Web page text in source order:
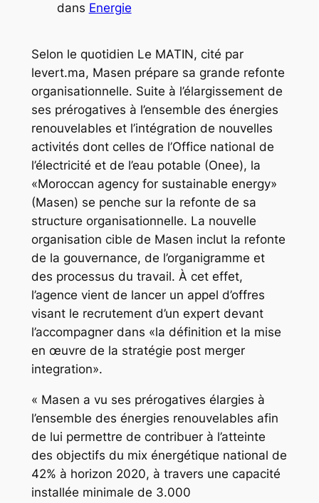
dans Energie
Selon le quotidien Le MATIN, cité par
levert.ma, Masen prépare sa grande refonte
organisationnelle. Suite à l’élargissement de
ses prérogatives à l’ensemble des énergies
renouvelables et l’intégration de nouvelles
activités dont celles de l’Office national de
l’électricité et de l’eau potable (Onee), la
«Moroccan agency for sustainable energy»
(Masen) se penche sur la refonte de sa
structure organisationnelle. La nouvelle
organisation cible de Masen inclut la refonte
de la gouvernance, de l’organigramme et
des processus du travail. À cet effet,
l’agence vient de lancer un appel d’offres
visant le recrutement d’un expert devant
l’accompagner dans «la définition et la mise
en œuvre de la stratégie post merger
integration».
« Masen a vu ses prérogatives élargies à
l’ensemble des énergies renouvelables afin
de lui permettre de contribuer à l’atteinte
des objectifs du mix énergétique national de
42% à horizon 2020, à travers une capacité
installée minimale de 3.000